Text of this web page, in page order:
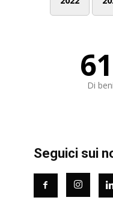
Di
Seguici sui